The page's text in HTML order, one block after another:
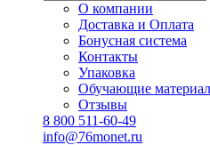
О компании
Доставка и Оплата
Бонусная система
Контакты
Упаковка
Обучающие
Отзывы
8 800 511-60-49
info@76monet.ru